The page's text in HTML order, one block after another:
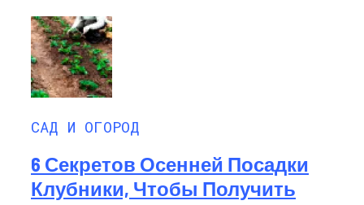
САД И ОГОРОД
6 Секретов Осенней Посадки
Клубники, Чтобы Получить